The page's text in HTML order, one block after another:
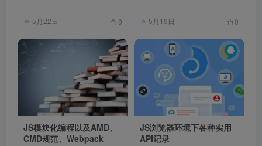
5月22日 0 5月19日 0
JS模块化编程以及AMD、
CMD规范、Webpack
JS浏览器环境下各种实用
API记录